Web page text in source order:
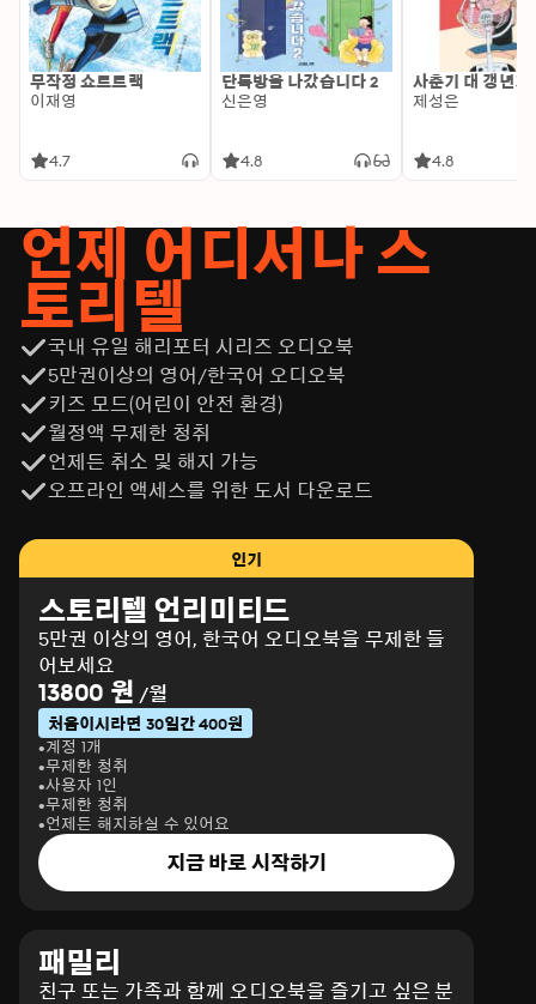
무작정 쇼트트랙
이재영
4.7
단톡방을 나갔습니다 2
신은영
4.8
사춘기 대 갱년기
제성은
4.8
언제 어디서나 스
토리텔
국내 유일 해리포터 시리즈 오디오북
5만권이상의 영어/한국어 오디오북
키즈 모드(어린이 안전 환경)
월정액 무제한 청취
언제든 취소 및 해지 가능
오프라인 액세스를 위한 도서 다운로드
인기
스토리텔 언리미티드
5만권 이상의 영어, 한국어 오디오북을 무제한 들
어보세요
13800 원 /월
처음이시라면 30일간 400원
계정 1개
무제한 청취
사용자 1인
무제한 청취
언제든 해지하실 수 있어요
지금 바로 시작하기
패밀리
친구 또는 가족과 함께 오디오북을 즐기고 싶은 분